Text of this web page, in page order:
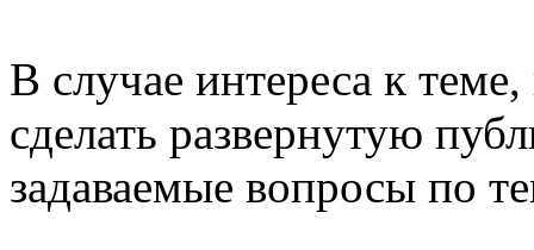
В случае интереса к
сделать развернутую
задаваемые вопросы по